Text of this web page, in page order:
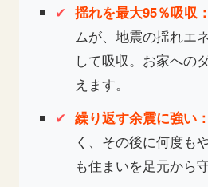
✔ 揺れを最大95％吸収：
ムが、地震の揺れエ
して吸収。お家への
えます。
✔ 繰り返す余震に強い：
く、その後に何度も
も住まいを足元から